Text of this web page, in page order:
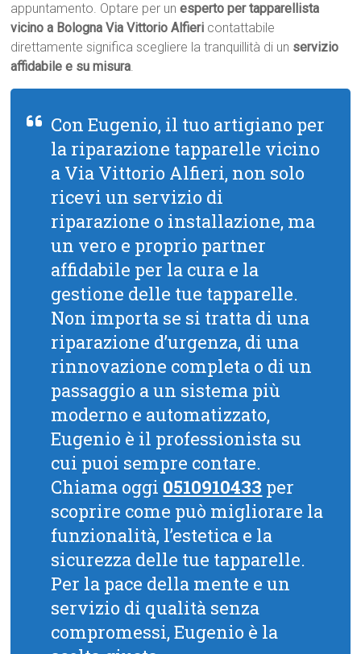
appuntamento. Optare per unesperto per tapparellista
vicino a Bologna Via Vittorio Alfieri contattabile
direttamente significa scegliere la tranquillità di un servizio
affidabile e su misura.
Con Eugenio, il tuo artigiano per
la riparazione tapparelle vicino
a Via Vittorio Alfieri, non solo
ricevi un servizio di
riparazione o installazione, ma
un vero e proprio partner
affidabile per la cura e la
gestione delle tue tapparelle.
Non importa se si tratta di una
riparazione d’urgenza, di una
rinnovazione completa o di un
passaggio a un sistema più
moderno e automatizzato,
Eugenio è il professionista su
cui puoi sempre contare.
Chiama oggi 0510910433 per
scoprire come può migliorare la
funzionalità, l’estetica e la
sicurezza delle tue tapparelle.
Per la pace della mente e un
servizio di qualità senza
compromessi, Eugenio è la